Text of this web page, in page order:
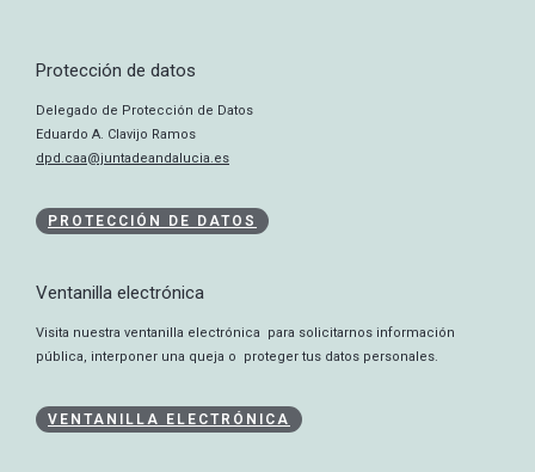
Protección de datos
Delegado de Protección de Datos
Eduardo A. Clavijo Ramos
dpd.caa@juntadeandalucia.es
PROTECCIÓN DE DATOS
Ventanilla electrónica
Visita nuestra ventanilla electrónica para solicitarnos información
pública, interponer una queja o proteger tus datos personales.
VENTANILLA ELECTRÓNICA